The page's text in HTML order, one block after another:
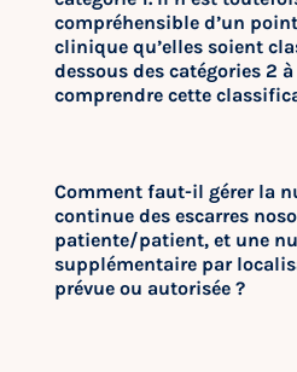
compréhensible d’un
clinique qu’elles soient
dessous des catégories 2
comprendre cette
Comment faut-il gérer la
continue des escarres
patiente/patient, et une
supplémentaire par
prévue ou autorisée ?